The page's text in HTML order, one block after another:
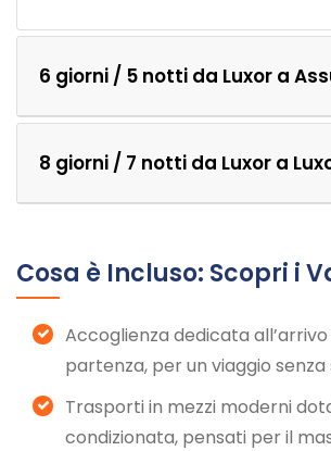
6 giorni / 5 notti da Luxor a
8 giorni / 7 notti da Luxor a
Cosa è Incluso: Scopri i
Accoglienza dedicata
partenza, per un viaggio senza
Trasporti in mezzi moderni
condizionata, pensati per il